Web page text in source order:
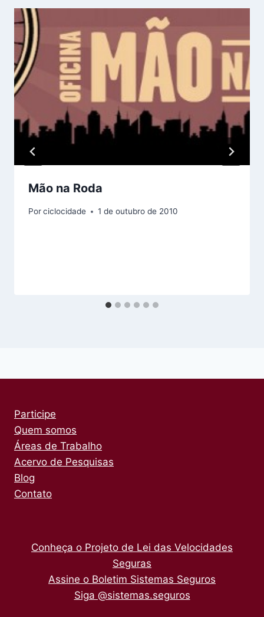
Mão na Roda
Porciclocidade 1 de outubro de 2010
Participe
Quem somos
Áreas de Trabalho
Acervo de Pesquisas
Blog
Contato
Conheça o Projeto de Lei das Velocidades
Seguras
Assine o Boletim Sistemas Seguros
Siga @sistemas.seguros